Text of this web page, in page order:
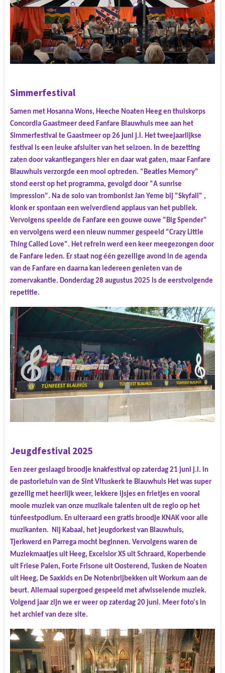
Simmerfestival
Samen met Hosanna Wons, Heeche Noaten Heeg en thuiskorps
Concordia Gaastmeer deed Fanfare Blauwhuis mee aan het
Simmerfestival te Gaastmeer op 26 juni j.l. Het tweejaarlijkse
festival is een leuke afsluiter van het seizoen. In de bezetting
zaten door vakantiegangers hier en daar wat gaten, maar Fanfare
Blauwhuis verzorgde een mooi optreden. "Beatles Memory"
stond eerst op het programma, gevolgd door "A sunrise
impression". Na de solo van trombonist Jan Yeme bij "Skyfall" ,
klonk er spontaan een welverdiend applaus van het publiek.
Vervolgens speelde de Fanfare een gouwe ouwe "Big Spender"
en vervolgens werd een nieuw nummer gespeeld "Crazy Little
Thing Called Love". Het refrein werd een keer meegezongen door
de Fanfare leden. Er staat nog één gezellige avond in de agenda
van de Fanfare en daarna kan iedereen genieten van de
zomervakantie. Donderdag 28 augustus 2025 is de eerstvolgende
repetitie.
Jeugdfestival 2025
Een zeer geslaagd broodje knakfestival op zaterdag 21 juni j.l. in
de pastorietuin van de Sint Vituskerk te Blauwhuis Het was super
gezellig met heerlijk weer, lekkere ijsjes en frietjes en vooral
mooie muziek van onze muzikale talenten uit de regio op het
túnfeestpodium. En uiteraard een gratis broodje KNAK voor alle
muzikanten. Nij Kabaal, het jeugdorkest van Blauwhuis,
Tjerkwerd en Parrega mocht beginnen. Vervolgens waren de
Muziekmaatjes uit Heeg, Excelsior XS uit Schraard, Koperbende
uit Friese Palen, Forte Frisone uit Oosterend, Tusken de Noaten
uit Heeg, De Saxkids en De Notenbrijbekken uit Workum aan de
beurt. Allemaal supergoed gespeeld met afwisselende muziek.
Volgend jaar zijn we er weer op zaterdag 20 juni. Meer foto's in
het archief van deze site.